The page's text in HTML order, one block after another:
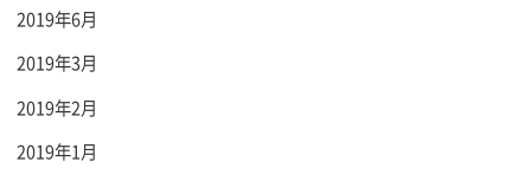
2019年6月
2019年3月
2019年2月
2019年1月